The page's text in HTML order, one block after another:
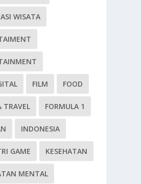
WISATA
FILM FOOD
TRAVEL FORMULA 1
INDONESIA
GAME KESEHATAN
MENTAL